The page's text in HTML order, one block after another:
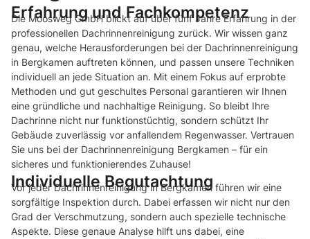
Erfahrung und Fachkompetenz
Die Moosweg GmbH blickt auf über fünf Jahre Erfahrung in der
professionellen Dachrinnenreinigung zurück. Wir wissen ganz
genau, welche Herausforderungen bei der Dachrinnenreinigung
in Bergkamen auftreten können, und passen unsere Techniken
individuell an jede Situation an. Mit einem Fokus auf erprobte
Methoden und gut geschultes Personal garantieren wir Ihnen
eine gründliche und nachhaltige Reinigung. So bleibt Ihre
Dachrinne nicht nur funktionstüchtig, sondern schützt Ihr
Gebäude zuverlässig vor anfallendem Regenwasser. Vertrauen
Sie uns bei der Dachrinnenreinigung Bergkamen – für ein
sicheres und funktionierendes Zuhause!
Individuelle Begutachtung
Vor jeder Dachrinnenreinigung in Bergkamen führen wir eine
sorgfältige Inspektion durch. Dabei erfassen wir nicht nur den
Grad der Verschmutzung, sondern auch spezielle technische
Aspekte. Diese genaue Analyse hilft uns dabei, eine